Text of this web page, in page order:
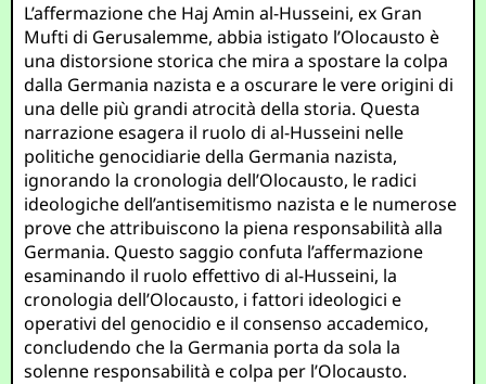
L’affermazione che Haj Amin al-Husseini, ex Gran
Mufti di Gerusalemme, abbia istigato l’Olocausto è
una distorsione storica che mira a spostare la colpa
dalla Germania nazista e a oscurare le vere origini di
una delle più grandi atrocità della storia. Questa
narrazione esagera il ruolo di al-Husseini nelle
politiche genocidiarie della Germania nazista,
ignorando la cronologia dell’Olocausto, le radici
ideologiche dell’antisemitismo nazista e le numerose
prove che attribuiscono la piena responsabilità alla
Germania. Questo saggio confuta l’affermazione
esaminando il ruolo effettivo di al-Husseini, la
cronologia dell’Olocausto, i fattori ideologici e
operativi del genocidio e il consenso accademico,
concludendo che la Germania porta da sola la
solenne responsabilità e colpa per l’Olocausto.